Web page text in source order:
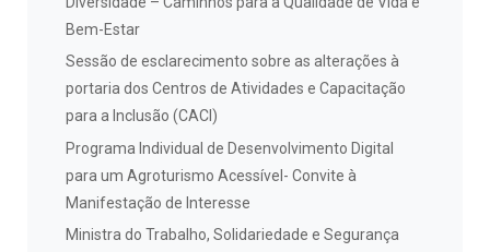
Bem-Estar
Sessão de esclarecimento sobre as alterações à
portaria dos Centros de Atividades e Capacitação
para a Inclusão (CACI)
Programa Individual de Desenvolvimento Digital
para um Agroturismo Acessível- Convite à
Manifestação de Interesse
Ministra do Trabalho, Solidariedade e Segurança